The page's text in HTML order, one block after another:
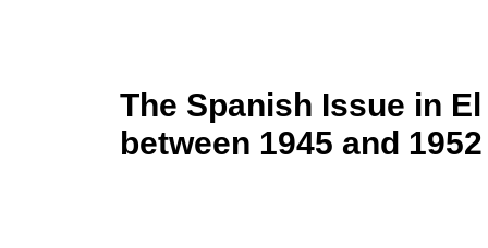
The Spanish Issue in
between 1945 and 1952